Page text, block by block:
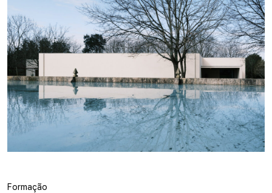
Formação